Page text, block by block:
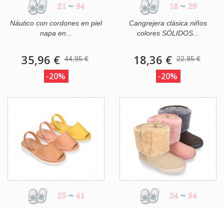
21 ~ 34
Náutico con cordones en piel
napa en...
35,96 € 44,95 €
-20%
18 ~ 29
Cangrejera clásica niños
colores SÓLIDOS...
18,36 € 22,95 €
-20%
25 ~ 41 24 ~ 34